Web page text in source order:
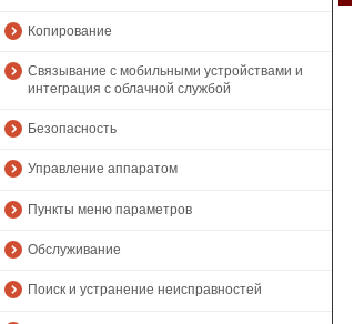
Копирование
Связывание с мобильными устройствами и
интеграция с облачной службой
Безопасность
Управление аппаратом
Пункты меню параметров
Обслуживание
Поиск и устранение неисправностей